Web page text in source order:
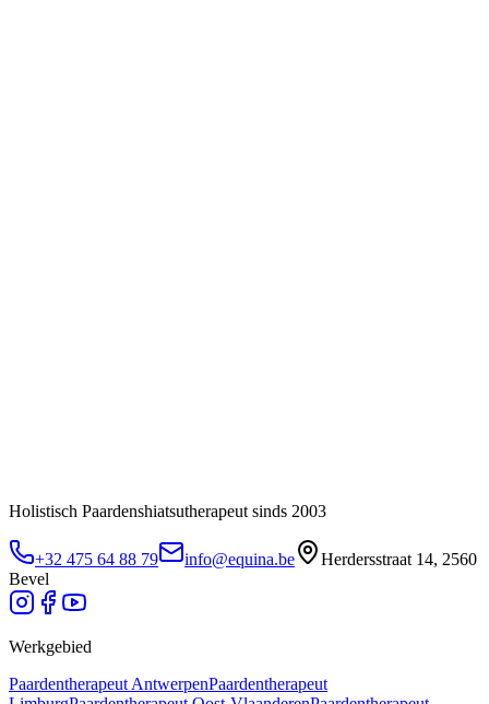
Holistisch Paardenshiatsutherapeut sinds 2003
+32 475 64 88 79 info@equina.be
Herdersstraat 14, 2560
Bevel
Werkgebied
Paardentherapeut AntwerpenPaardentherapeut